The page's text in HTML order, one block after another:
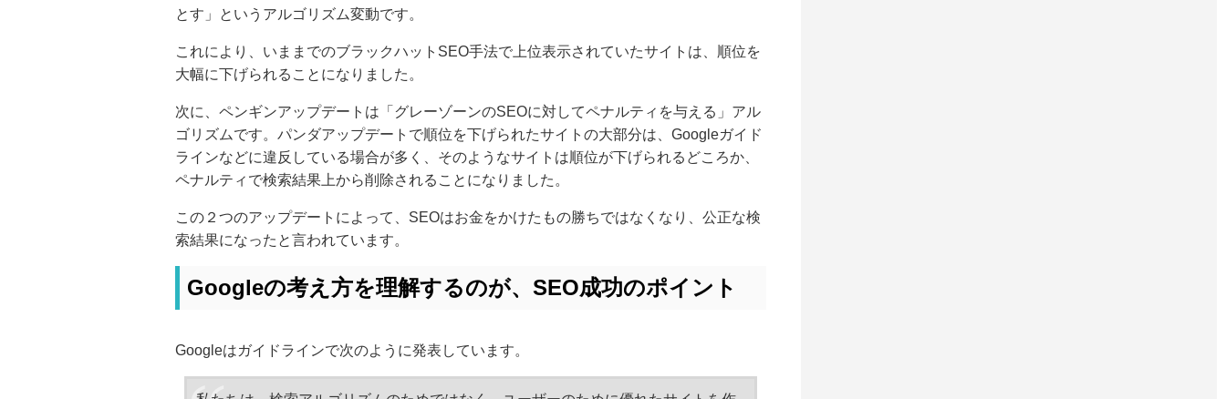
とす」というアルゴリズム変動です。
これにより、いままでのブラックハットSEO手法で上位表示されていたサイトは、順位を
大幅に下げられることになりました。
次に、ペンギンアップデートは「グレーゾーンのSEOに対してペナルティを与える」アル
ゴリズムです。パンダアップデートで順位を下げられたサイトの大部分は、Googleガイド
ラインなどに違反している場合が多く、そのようなサイトは順位が下げられるどころか、
ペナルティで検索結果上から削除されることになりました。
この２つのアップデートによって、SEOはお金をかけたもの勝ちではなくなり、公正な検
索結果になったと言われています。
Googleの考え方を理解するのが、SEO成功のポイント
Googleはガイドラインで次のように発表しています。